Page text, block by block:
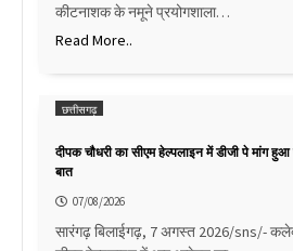
कीटनाशक के नमूने प्रयोगशाला…
Read More..
छत्तीसगढ़
दीपक चौधरी का सीएम हेल्पलाइन में डीजी पे मांग
बात
07/08/2026
सारंगढ़ बिलाईगढ़, 7 अगस्त 2026/sns/-